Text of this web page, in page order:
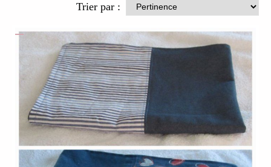
Trier par :